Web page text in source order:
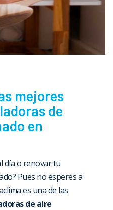
mejores
de
en
día o renovar tu
Pues no esperes a
es una de las
de aire